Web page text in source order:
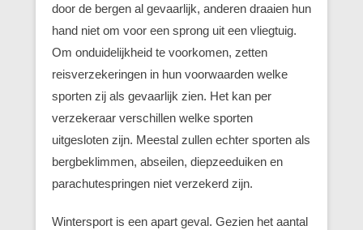
door de bergen al gevaarlijk, anderen draaien hun
hand niet om voor een sprong uit een vliegtuig.
Om onduidelijkheid te voorkomen, zetten
reisverzekeringen in hun voorwaarden welke
sporten zij als gevaarlijk zien. Het kan per
verzekeraar verschillen welke sporten
uitgesloten zijn. Meestal zullen echter sporten als
bergbeklimmen, abseilen, diepzeeduiken en
parachutespringen niet verzekerd zijn.
Wintersport is een apart geval. Gezien het aantal